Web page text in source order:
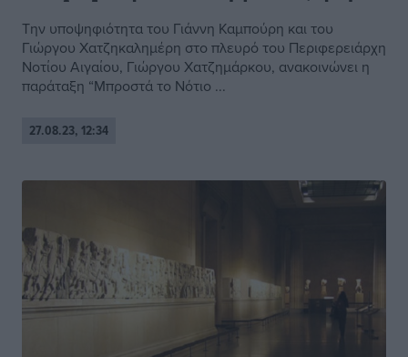
Την υποψηφιότητα του Γιάννη Καμπούρη και του
Γιώργου Χατζηκαλημέρη στο πλευρό του Περιφερειάρχη
Νοτίου Αιγαίου, Γιώργου Χατζημάρκου, ανακοινώνει η
παράταξη “Μπροστά το Νότιο ...
27.08.23, 12:34